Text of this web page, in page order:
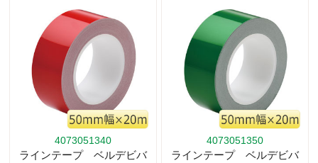
4073051340
ラインテープ ベルデビバ
4073051350
ラインテープ ベルデビバ